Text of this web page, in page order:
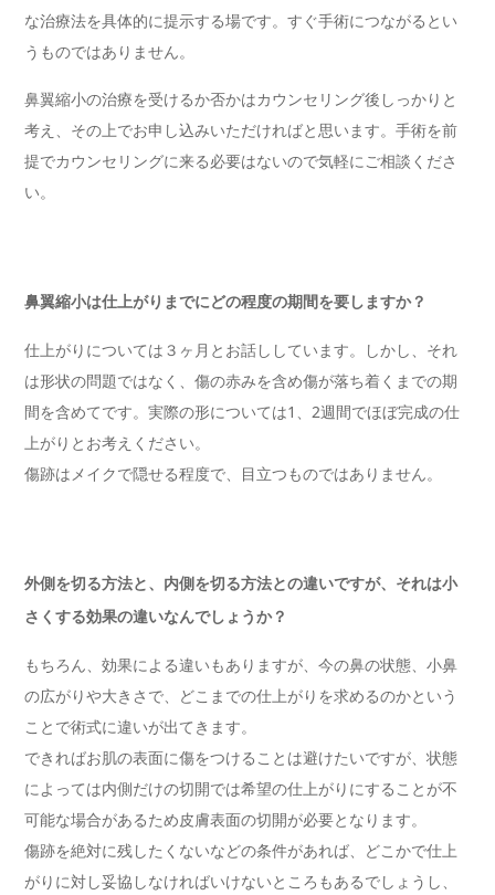
な治療法を具体的に提示する場です。すぐ手術につながるとい
うものではありません。
鼻翼縮小の治療を受けるか否かはカウンセリング後しっかりと
考え、その上でお申し込みいただければと思います。手術を前
提でカウンセリングに来る必要はないので気軽にご相談くださ
い。
鼻翼縮小は仕上がりまでにどの程度の期間を要しますか？
仕上がりについては３ヶ月とお話ししています。しかし、それ
は形状の問題ではなく、傷の赤みを含め傷が落ち着くまでの期
間を含めてです。実際の形については1、2週間でほぼ完成の仕
上がりとお考えください。
傷跡はメイクで隠せる程度で、目立つものではありません。
外側を切る方法と、内側を切る方法との違いですが、それは小
さくする効果の違いなんでしょうか？
もちろん、効果による違いもありますが、今の鼻の状態、小鼻
の広がりや大きさで、どこまでの仕上がりを求めるのかという
ことで術式に違いが出てきます。
できればお肌の表面に傷をつけることは避けたいですが、状態
によっては内側だけの切開では希望の仕上がりにすることが不
可能な場合があるため皮膚表面の切開が必要となります。
傷跡を絶対に残したくないなどの条件があれば、どこかで仕上
がりに対し妥協しなければいけないところもあるでしょうし、